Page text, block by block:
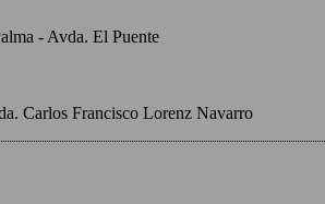
- Avda. El Puente
Carlos Francisco Lorenz Navarro